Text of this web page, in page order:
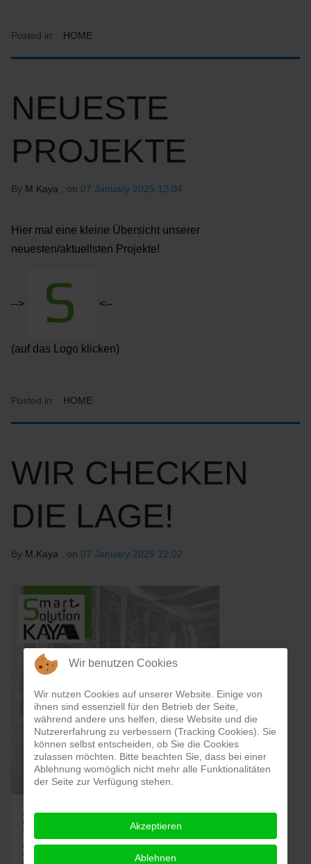
Posted in: HOME
NEUESTE
PROJEKTE
By M.Kaya , on 07 January 2025 12:04
Hier mal eine kleine Übersicht unserer
neuesten/aktuellsten Projekte!
--> <--
(auf das Logo klicken)
Posted in: HOME
WIR CHECKEN
DIE LAGE!
By M.Kaya , on 07 January 2025 12:02
Wir benutzen Cookies
Wir nutzen Cookies auf unserer Website. Einige von
ihnen sind essenziell für den Betrieb der Seite,
während andere uns helfen, diese Website und die
Nutzererfahrung zu verbessern (Tracking Cookies). Sie
können selbst entscheiden, ob Sie die Cookies
zulassen möchten. Bitte beachten Sie, dass bei einer
Ablehnung womöglich nicht mehr alle Funktionalitäten
der Seite zur Verfügung stehen.
Akzeptieren
Ablehnen